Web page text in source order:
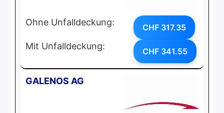
Ohne Unfalldeckung: CHF 317.35
Mit Unfalldeckung: CHF 341.55
GALENOS AG